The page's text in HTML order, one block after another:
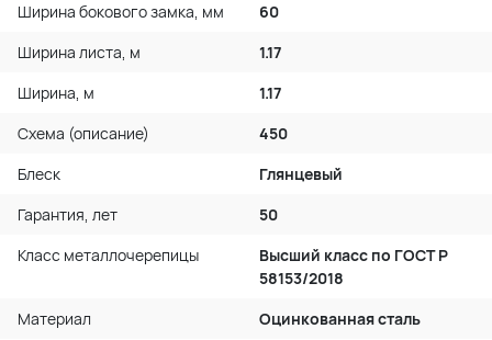
Ширина бокового замка, мм
60
Ширина листа, м
1.17
Ширина, м
1.17
Схема (описание)
450
Блеск
Глянцевый
Гарантия, лет
50
Класс металлочерепицы
Высший класс по ГОСТ P
58153/2018
Материал
Оцинкованная сталь